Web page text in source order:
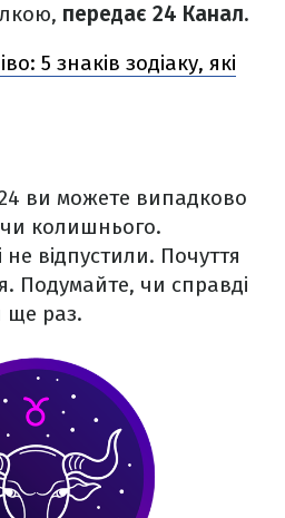
передає 24 Канал.
5 знаків зодіаку, які
ви можете випадково
колишнього.
не відпустили. Почуття
Подумайте, чи справді
ще раз.